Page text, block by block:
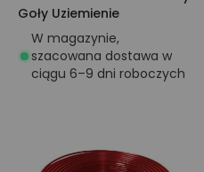
Goły Uziemienie
W magazynie,
szacowana dostawa w
ciągu 6–9 dni roboczych